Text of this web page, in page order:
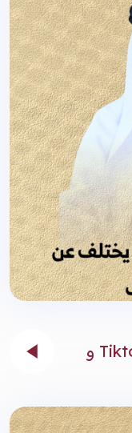
د.عبدالرحمن الهزاع : جمهور Tiktok و